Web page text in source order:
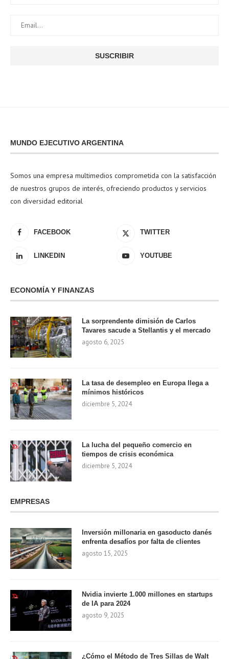
MUNDO EJECUTIVO ARGENTINA
Somos una empresa multimedios comprometida con la satisfacción
de nuestros grupos de interés, ofreciendo productos y servicios
con diversidad editorial
FACEBOOK TWITTER
LINKEDIN YOUTUBE
ECONOMÍA Y FINANZAS
La sorprendente dimisión de Carlos
Tavares sacude a Stellantis y el mercado
agosto 6, 2025
La tasa de desempleo en Europa llega a
mínimos históricos
diciembre 5, 2024
La lucha del pequeño comercio en
tiempos de crisis económica
diciembre 5, 2024
EMPRESAS
Inversión millonaria en gasoducto danés
enfrenta desafíos por falta de clientes
agosto 15, 2025
Nvidia invierte 1.000 millones en startups
de IA para 2024
agosto 9, 2025
¿Cómo el Método de Tres Sillas de Walt